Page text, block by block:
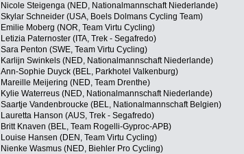
Nicole Steigenga (NED, Nationalmannschaft Niederlande)
Skylar Schneider (USA, Boels Dolmans Cycling Team)
Emilie Moberg (NOR, Team Virtu Cycling)
Letizia Paternoster (ITA, Trek - Segafredo)
Sara Penton (SWE, Team Virtu Cycling)
Karlijn Swinkels (NED, Nationalmannschaft Niederlande)
Ann-Sophie Duyck (BEL, Parkhotel Valkenburg)
Mareille Meijering (NED, Team Drenthe)
Kylie Waterreus (NED, Nationalmannschaft Niederlande)
Saartje Vandenbroucke (BEL, Nationalmannschaft Belgien)
Lauretta Hanson (AUS, Trek - Segafredo)
Britt Knaven (BEL, Team Rogelli-Gyproc-APB)
Louise Hansen (DEN, Team Virtu Cycling)
Nienke Wasmus (NED, Biehler Pro Cycling)